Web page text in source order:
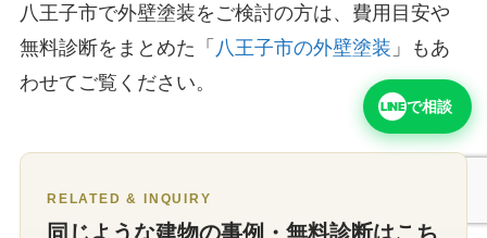
八王子市で外壁塗装をご検討の方は、費用目安や
無料診断をまとめた「 八王子市の外壁塗装 」もあ
わせてご覧ください。
RELATED & INQUIRY
同じような建物の事例・無料診断はこち
LINEで相談